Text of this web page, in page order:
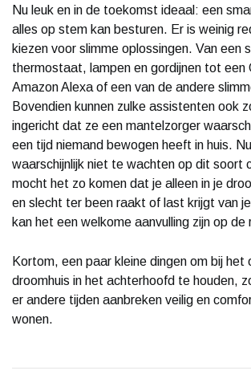
Nu leuk en in de toekomst ideaal: een
alles op stem kan besturen. Er is weinig
kiezen voor slimme oplossingen. Van een
thermostaat, lampen en gordijnen tot een
Amazon Alexa of een van de andere
Bovendien kunnen zulke assistenten ook
ingericht dat ze een mantelzorger
een tijd niemand bewogen heeft in huis.
waarschijnlijk niet te wachten op dit soort
mocht het zo komen dat je alleen in je
en slecht ter been raakt of last krijgt van
kan het een welkome aanvulling zijn op de
Kortom, een paar kleine dingen om bij het
droomhuis in het achterhoofd te houden,
er andere tijden aanbreken veilig en
wonen.